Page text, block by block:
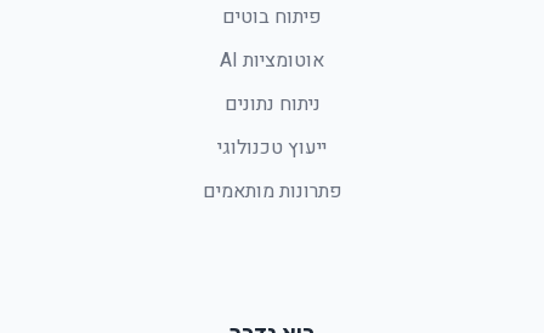
פיתוח בוטים
אוטומציות AI
ניתוח נתונים
ייעוץ טכנולוגי
פתרונות מותאמים